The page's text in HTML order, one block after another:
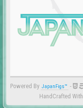
Powered By JapanFigs™ -
HandCrafted With